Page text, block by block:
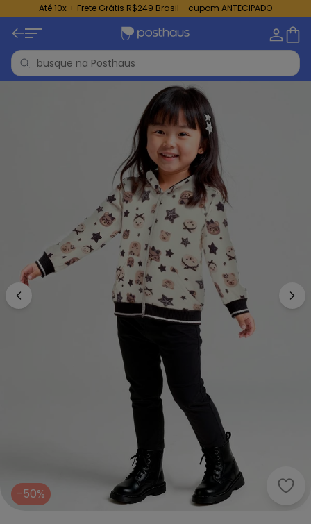
Até 10x + Frete Grátis R$249 Brasil - cupom ANTECIPADO
-50%